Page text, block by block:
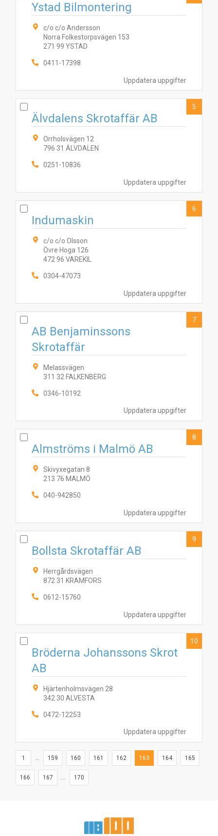
Uppdatera uppgifter
Ystad Bilmontering
c/o c/o Andersson
Norra Folkestorpsvägen 153
271 99 YSTAD
0411-17398
Uppdatera uppgifter
Älvdalens Skrotaffär AB
Orrholsvägen 12
796 31 ÄLVDALEN
0251-10836
5
Uppdatera uppgifter
Indumaskin
c/o c/o Olsson
Övre Hoga 126
472 96 VAREKIL
0304-47073
6
Uppdatera uppgifter
AB Benjaminssons
Skrotaffär
Melassvägen
311 32 FALKENBERG
0346-10192
7
Uppdatera uppgifter
Almströms i Malmö AB
Skivyxegatan 8
213 76 MALMÖ
040-942850
8
Uppdatera uppgifter
Bollsta Skrotaffär AB
Herrgårdsvägen
872 31 KRAMFORS
0612-15760
9
Uppdatera uppgifter
Bröderna Johanssons Skrot
AB
Hjärtenholmsvägen 28
342 30 ALVESTA
0472-12253
10
1 ... 159 160 161 162 163 164 165
166 167 ... 170
2
3
5
69